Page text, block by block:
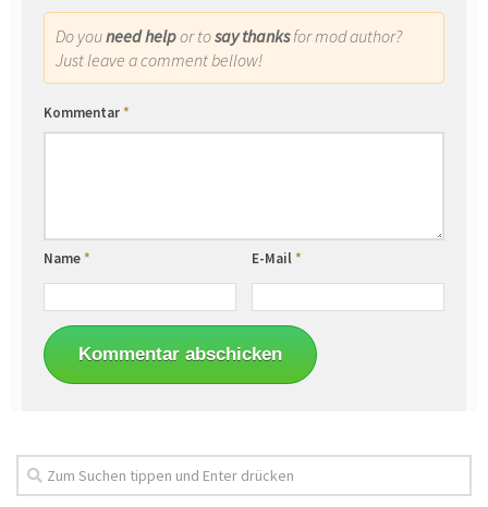
Do youneed helpor tosay thanksfor mod author?
Just leave a comment bellow!
Kommentar*
Name* E-Mail*